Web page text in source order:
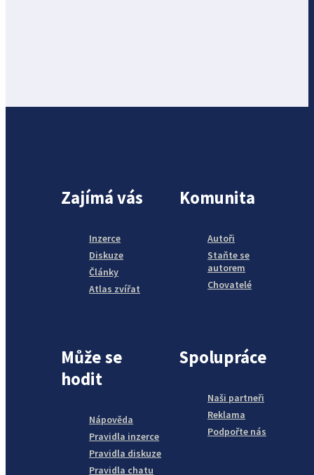
Zajímá vás
Inzerce
Diskuze
Články
Atlas zvířat
Komunita
Autoři
Staňte se
autorem
Chovatelé
Může se
hodit
Nápověda
Pravidla inzerce
Pravidla diskuze
Pravidla chatu
Spolupráce
Naši partneři
Reklama
Podpořte nás